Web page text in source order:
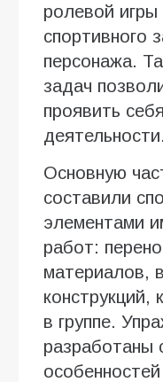
ролевой игры
спортивного
персонажа.
задач
проявить
деятельности.
Основную
составили
элементами
работ:
материалов,
конструкций,
в группе.
разработаны